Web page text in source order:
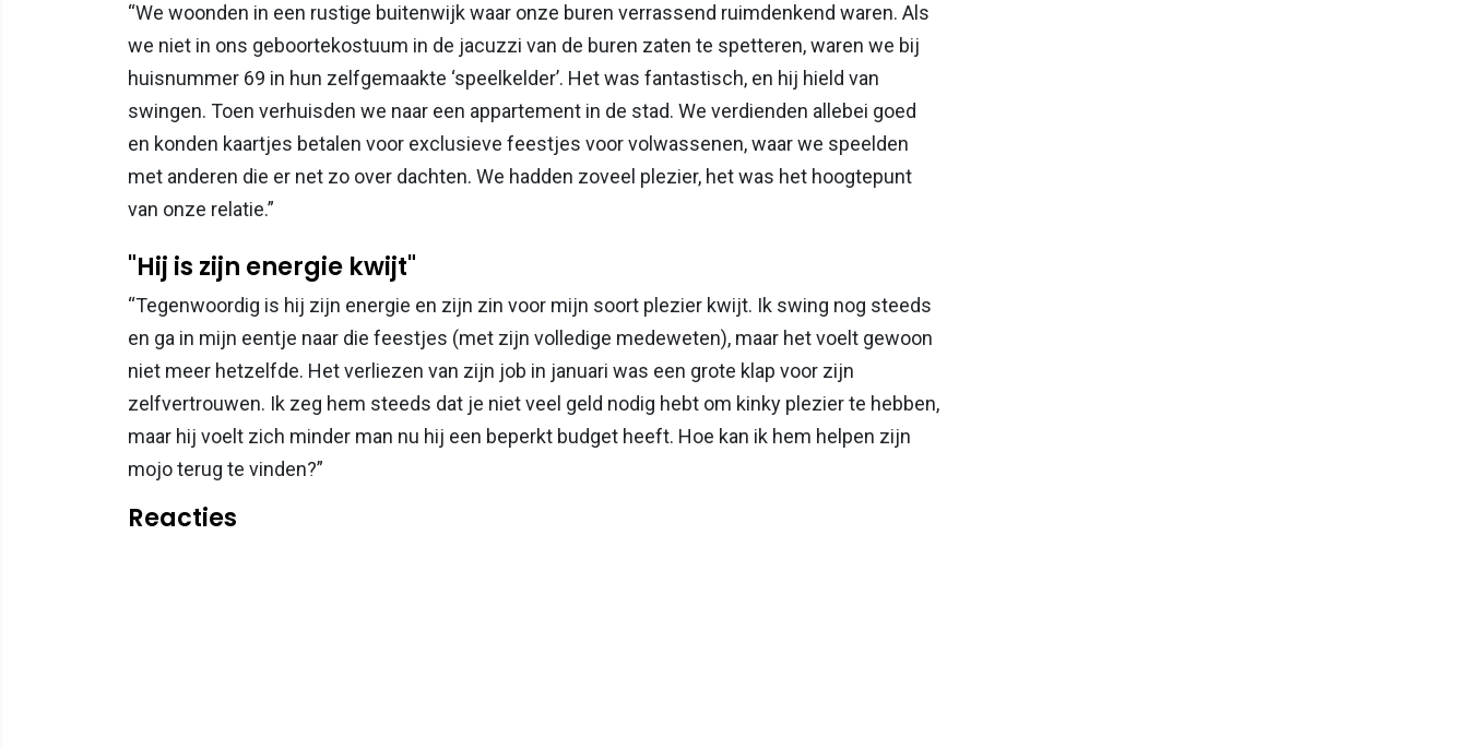
“We woonden in een rustige buitenwijk waar onze buren verrassend ruimdenkend waren. Als
we niet in ons geboortekostuum in de jacuzzi van de buren zaten te spetteren, waren we bij
huisnummer 69 in hun zelfgemaakte ‘speelkelder’. Het was fantastisch, en hij hield van
swingen. Toen verhuisden we naar een appartement in de stad. We verdienden allebei goed
en konden kaartjes betalen voor exclusieve feestjes voor volwassenen, waar we speelden
met anderen die er net zo over dachten. We hadden zoveel plezier, het was het hoogtepunt
van onze relatie.”
"Hij is zijn energie kwijt"
“Tegenwoordig is hij zijn energie en zijn zin voor mijn soort plezier kwijt. Ik swing nog steeds
en ga in mijn eentje naar die feestjes (met zijn volledige medeweten), maar het voelt gewoon
niet meer hetzelfde. Het verliezen van zijn job in januari was een grote klap voor zijn
zelfvertrouwen. Ik zeg hem steeds dat je niet veel geld nodig hebt om kinky plezier te hebben,
maar hij voelt zich minder man nu hij een beperkt budget heeft. Hoe kan ik hem helpen zijn
mojo terug te vinden?”
Reacties